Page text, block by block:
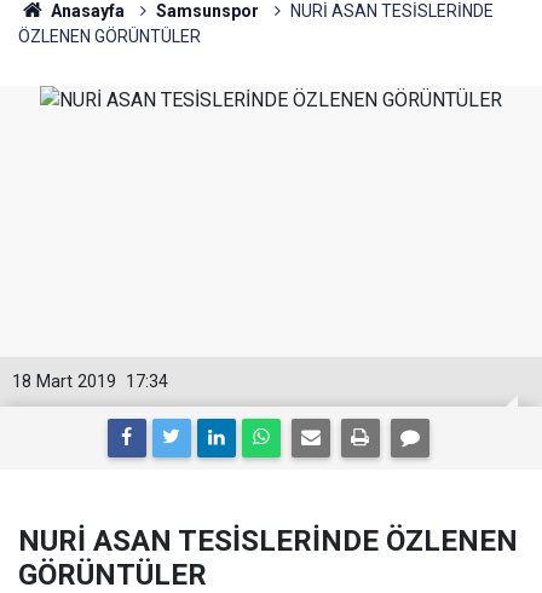
Anasayfa Samsunspor
NURİ ASAN TESİSLERİNDE
ÖZLENEN GÖRÜNTÜLER
17:34
18 Mart 2019
NURİ ASAN TESİSLERİNDE ÖZLENEN
GÖRÜNTÜLER